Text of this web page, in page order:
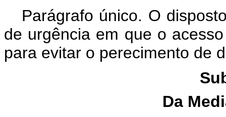
Parágrafo único. O
de urgência em que o
para evitar o perecimento de
Da